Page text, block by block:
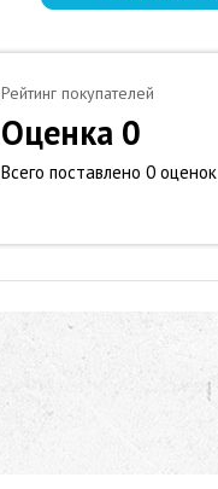
Рейтинг покупателей
Оценка 0
Всего поставлено 0 оценок